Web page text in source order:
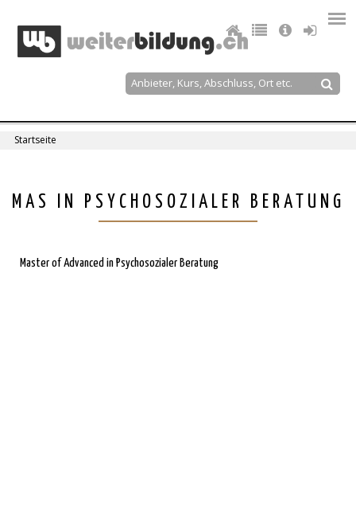
navigation
Suche
sind
Startseite
Back
MAS IN PSYCHOSOZIALER BERATUNG
Master of Advanced in Psychosozialer Beratung